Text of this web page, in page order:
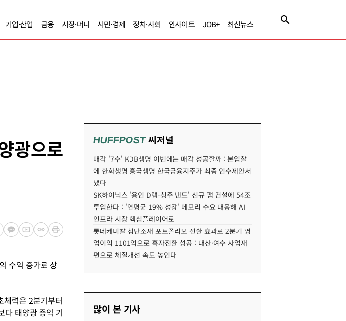
기업·산업 금융 시장·머니 시민·경제 정치·사회 인사이트 JOB+ 최신뉴스
광으로
수익 증가로 상
체력은 2분기부터
다 태양광 증익 기
HUFFPOST씨저널
매각 '7수' KDB생명 이번에는 매각 성공할까 : 본입찰
에 한화생명 흥국생명 한국금융지주가 최종 인수제안서
냈다
SK하이닉스 '용인 D램-청주 낸드' 신규 팹 건설에 54조
투입한다 : '연평균 19% 성장' 메모리 수요 대응해 AI
인프라 시장 핵심플레이어로
롯데케미칼 첨단소재 포트폴리오 전환 효과로 2분기 영
업이익 1101억으로 흑자전환 성공 : 대산·여수 사업재
편으로 체질개선 속도 높인다
많이 본 기사